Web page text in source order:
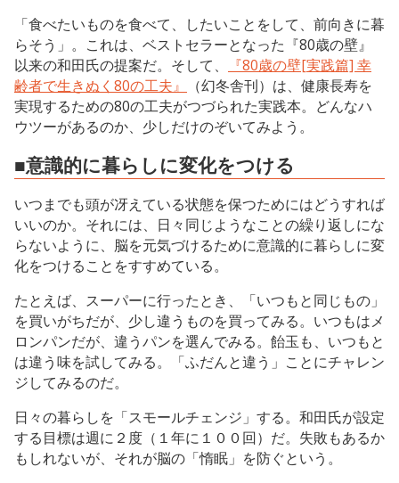
「食べたいものを食べて、したいことをして、前向きに暮
らそう」。これは、ベストセラーとなった『80歳の壁』
以来の和田氏の提案だ。そして、
『80歳の壁[実践篇] 幸
齢者で生きぬく80の工夫』
（幻冬舎刊）は、健康長寿を
実現するための80の工夫がつづられた実践本。どんなハ
ウツーがあるのか、少しだけのぞいてみよう。
■意識的に暮らしに変化をつける
いつまでも頭が冴えている状態を保つためにはどうすれば
いいのか。それには、日々同じようなことの繰り返しにな
らないように、脳を元気づけるために意識的に暮らしに変
化をつけることをすすめている。
たとえば、スーパーに行ったとき、「いつもと同じもの」
を買いがちだが、少し違うものを買ってみる。いつもはメ
ロンパンだが、違うパンを選んでみる。飴玉も、いつもと
は違う味を試してみる。「ふだんと違う」ことにチャレン
ジしてみるのだ。
日々の暮らしを「スモールチェンジ」する。和田氏が設定
する目標は週に２度（１年に１００回）だ。失敗もあるか
もしれないが、それが脳の「惰眠」を防ぐという。